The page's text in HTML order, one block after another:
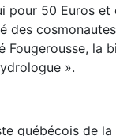
pour 50 Euros
Fougerousse,
».
québécois de